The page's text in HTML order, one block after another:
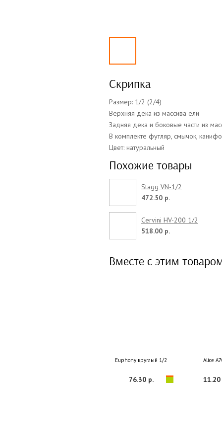
Скрипка
Размер: 1/2 (2/4)
Верхняя дека из массива ели
Задняя дека и боковые части из
В комплекте футляр, смычок,
Цвет: натуральный
Похожие товары
Stagg VN-1/2
472.50 р.
Cervini HV-200 1/2
518.00 р.
Вместе с этим
Euphony круглый 1/2
76.30 р.
Alice
11.20